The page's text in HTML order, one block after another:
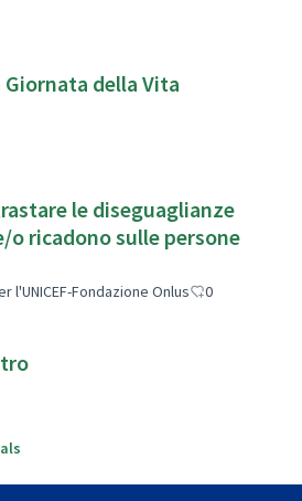
della Vita
le diseguaglianze
o ricadono sulle persone
l'UNICEF-Fondazione Onlus 0